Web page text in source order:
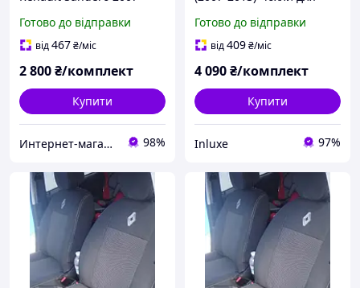
Готово до відправки
від467₴/міс
2 800₴/комплект
Купити
Интернет-магазин "Все для авто" (vsedlyaavto) 98%
Готово до відправки
від409₴/міс
4 090₴/комплект
Купити
Inluxe 97%